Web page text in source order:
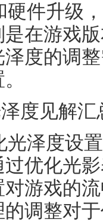
硬件升级
在游戏
度的调
度见解汇
光泽度设
优化光
游戏的
调整对